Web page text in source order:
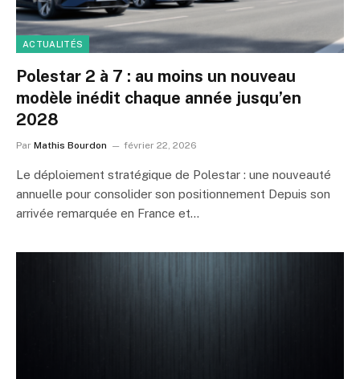
ACTUALITÉS
Polestar 2 à 7 : au moins un nouveau
modèle inédit chaque année jusqu’en
2028
Par Mathis Bourdon février 22, 2026
Le déploiement stratégique de Polestar : une nouveauté
annuelle pour consolider son positionnement Depuis son
arrivée remarquée en France et…